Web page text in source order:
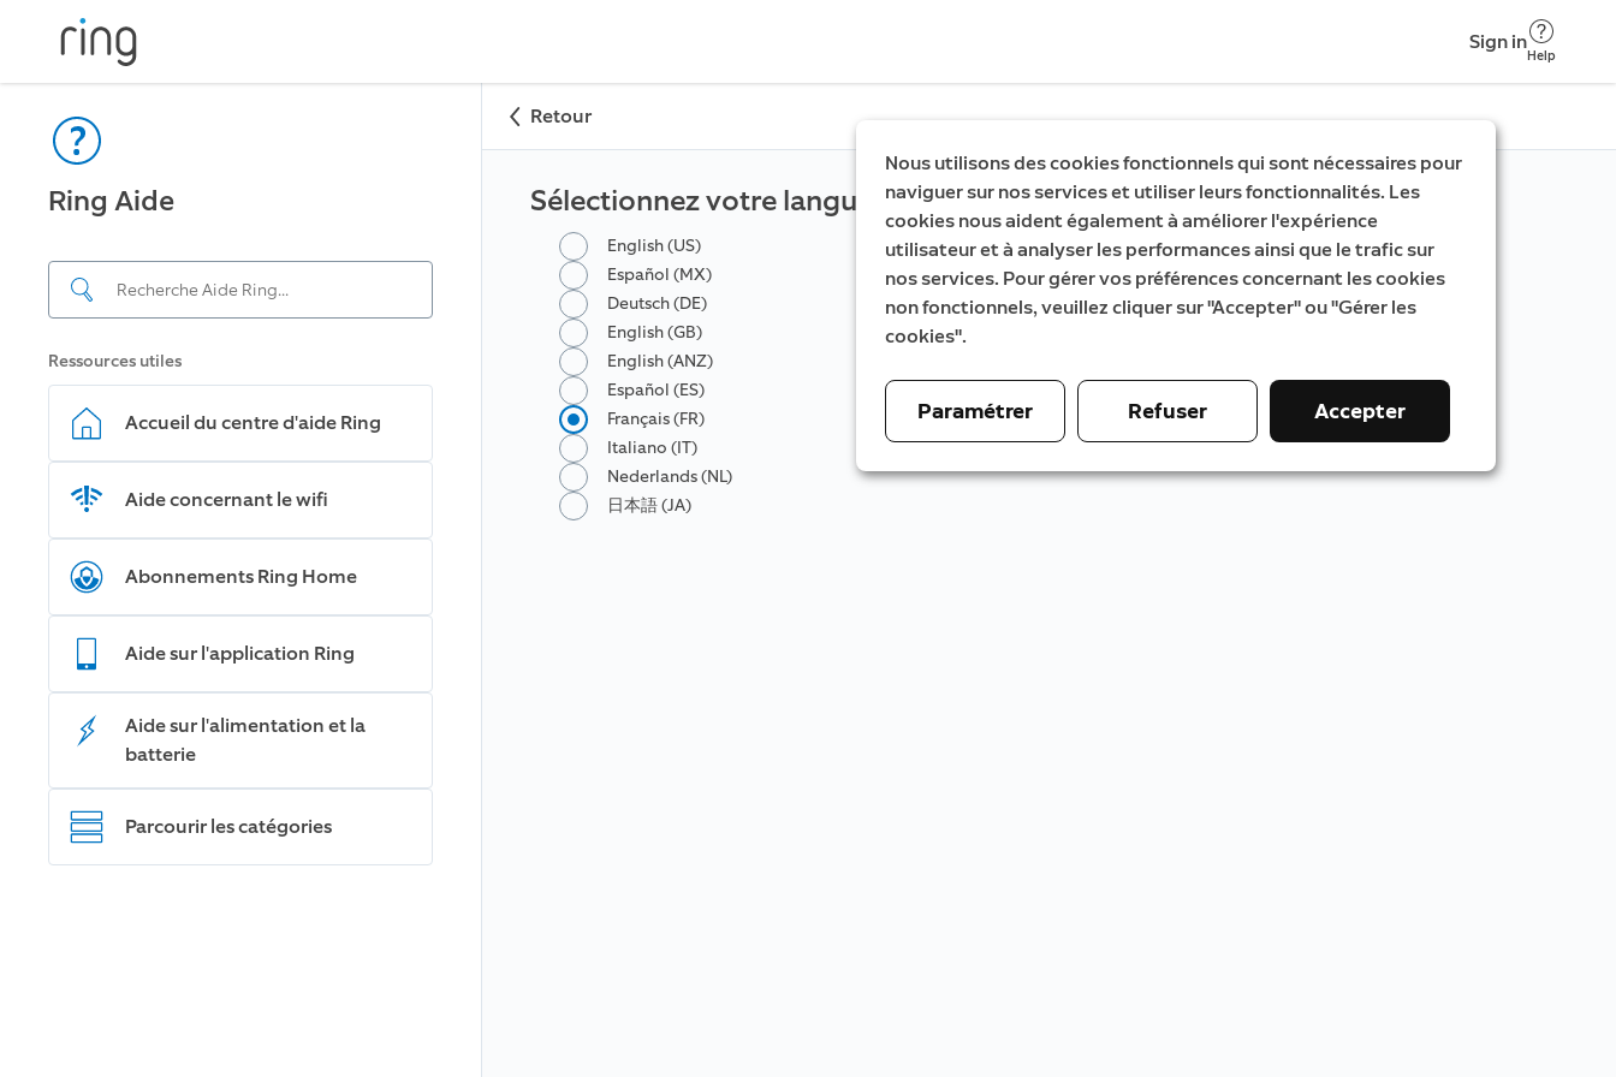
Sign in
Help
Ring Aide
Ressources utiles
Accueil du centre d'aide Ring
Aide concernant le wifi
Abonnements Ring Home
Aide sur l'application Ring
Aide sur l'alimentation et la
batterie
Parcourir les catégories
Retour
Sélectionnez votre langue
English (US)
Español (MX)
Deutsch (DE)
English (GB)
English (ANZ)
Español (ES)
Français (FR)
Italiano (IT)
Nederlands (NL)
日本語 (JA)
Nous utilisons des cookies fonctionnels qui sont nécessaires pour
naviguer sur nos services et utiliser leurs fonctionnalités. Les
cookies nous aident également à améliorer l'expérience
utilisateur et à analyser les performances ainsi que le trafic sur
nos services. Pour gérer vos préférences concernant les cookies
non fonctionnels, veuillez cliquer sur "Accepter" ou "Gérer les
cookies".
Paramétrer Refuser Accepter